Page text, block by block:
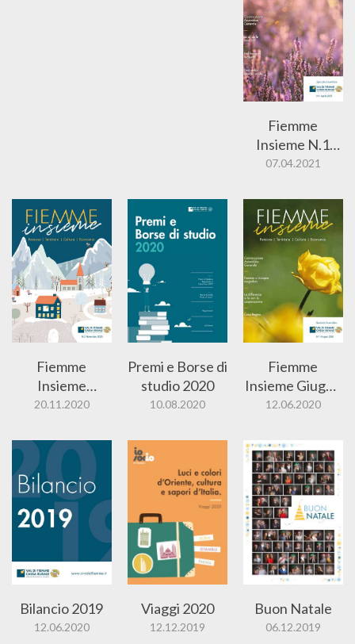
Fiemme
Insieme N.1
2021
07.04.2021
Fiemme
Insieme
Novembre
20.11.2020
Premi e Borse di
studio 2020
10.08.2020
Fiemme
Insieme Giugno
2020
12.06.2020
Bilancio 2019
12.06.2020
Viaggi 2020
12.12.2019
Buon Natale
06.12.2019